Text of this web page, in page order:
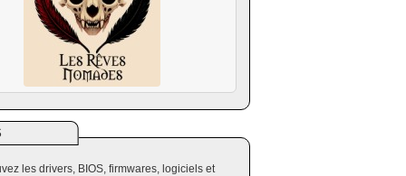
les drivers, BIOS, firmwares, logiciels et